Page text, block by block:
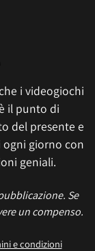
i videogiochi
il punto di
del presente e
ogni giorno con
geniali.
Se
un compenso.
e condizioni